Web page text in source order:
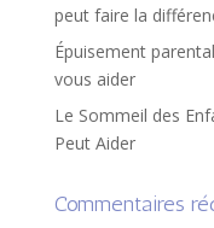
peut faire la
Épuisement
vous aider
Le Sommeil des
Peut Aider
Commentaires